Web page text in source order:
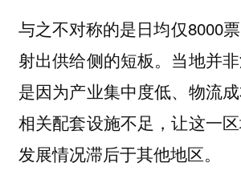
与之不对称的是日均仅8000
射出供给侧的短板。当地并
是因为产业集中度低、物流
相关配套设施不足，让这一
发展情况滞后于其他地区。